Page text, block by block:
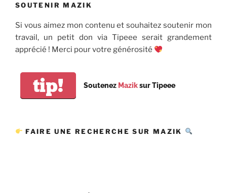
SOUTENIR MAZIK
Si vous aimez mon contenu et souhaitez soutenir mon
travail, un petit don via Tipeee serait grandement
apprécié ! Merci pour votre générosité
tip! Soutenez Maziksur Tipeee
FAIRE UNE RECHERCHE SUR MAZIK